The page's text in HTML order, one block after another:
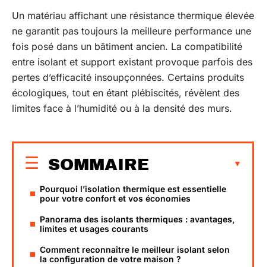
Un matériau affichant une résistance thermique élevée
ne garantit pas toujours la meilleure performance une
fois posé dans un bâtiment ancien. La compatibilité
entre isolant et support existant provoque parfois des
pertes d’efficacité insoupçonnées. Certains produits
écologiques, tout en étant plébiscités, révèlent des
limites face à l’humidité ou à la densité des murs.
SOMMAIRE
Pourquoi l’isolation thermique est essentielle
pour votre confort et vos économies
Panorama des isolants thermiques : avantages,
limites et usages courants
Comment reconnaître le meilleur isolant selon
la configuration de votre maison ?